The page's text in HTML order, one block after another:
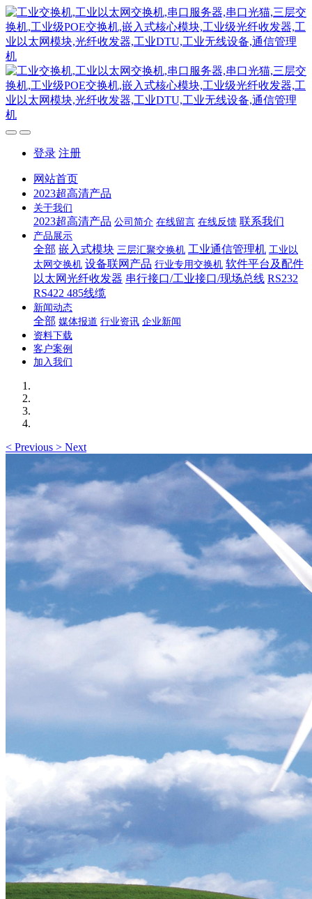
登录 注册
网站首页
2023超高清产品
关于我们
2023超高清产品 公司简介 在线留言 在线反馈 联系我们
产品展示
全部 嵌入式模块 三层汇聚交换机 工业通信管理机 工业以
太网交换机 设备联网产品 行业专用交换机 软件平台及配件
以太网光纤收发器 串行接口/工业接口/现场总线 RS232
RS422 485线缆
新闻动态
全部 媒体报道 行业资讯 企业新闻
资料下载
客户案例
加入我们
< Previous > Next